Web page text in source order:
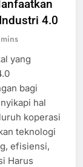
4.0
yang
bagi
hal
koperasi
teknologi
efisiensi,
Harus